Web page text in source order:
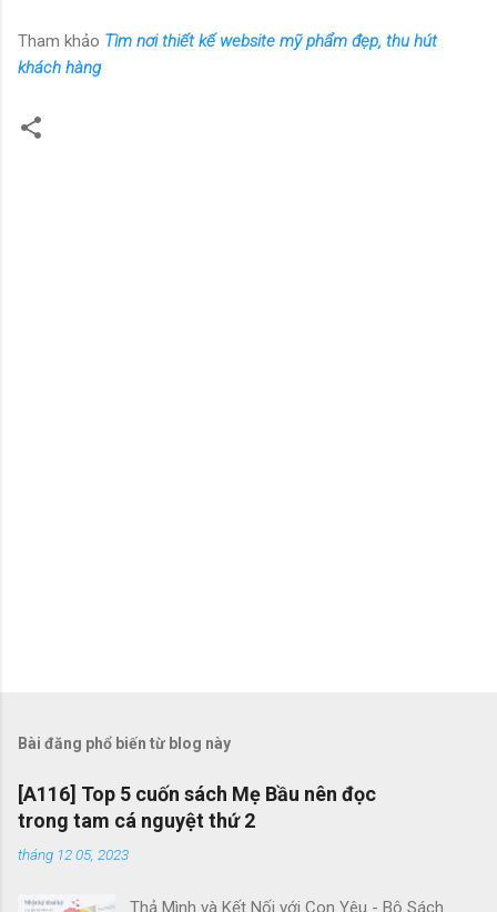
Tham khảo Tìm nơi thiết kế website mỹ phẩm đẹp, thu hút
khách hàng
Bài đăng phổ biến từ blog này
[A116] Top 5 cuốn sách Mẹ Bầu nên đọc
trong tam cá nguyệt thứ 2
tháng 12 05, 2023
Thả Mình và Kết Nối với Con Yêu - Bộ Sách